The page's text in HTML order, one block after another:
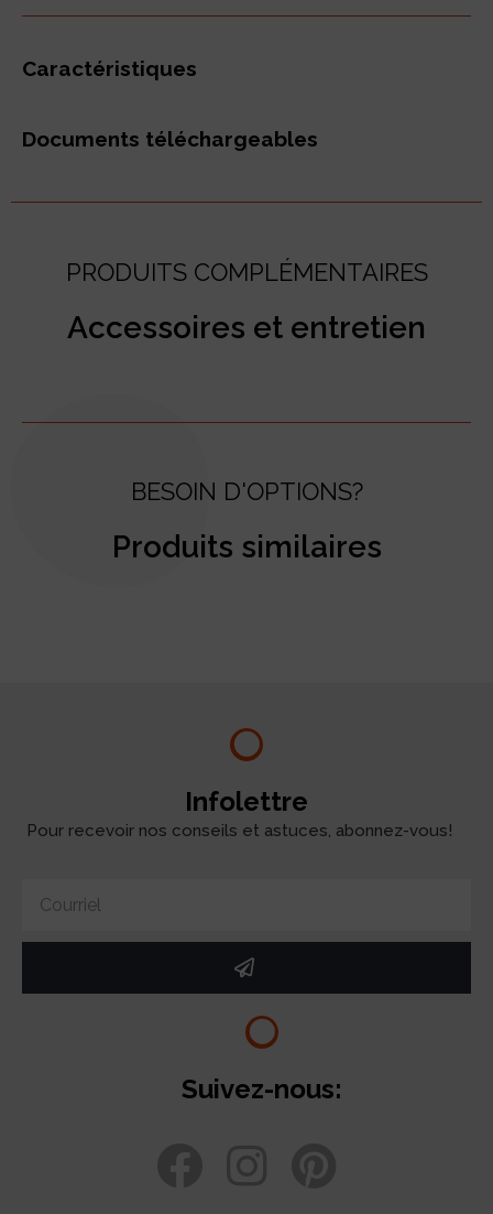
Caractéristiques
Documents téléchargeables
PRODUITS COMPLÉMENTAIRES
Accessoires et entretien
BESOIN D'OPTIONS?
Produits similaires
Infolettre
Pour recevoir nos conseils et astuces, abonnez-vous!
Suivez-nous: